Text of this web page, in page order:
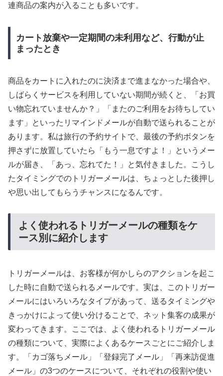
連商品の案内が入ることも多いです。
カート放棄や一定期間の未利用など、行動が止
まったとき
商品をカートに入れたのに決済まで進まなかった場合や、
しばらくサービスを利用していない期間が続くと、「お買
い物忘れていませんか？」「またのご利用をお待ちしてい
ます」といったリマインドメールが自動で送られることが
あります。私は旅行の予約サイトで、最後の予約ボタンを
押さずに放置していたら「もう一息ですよ！」というメー
ルが届き、「あっ、忘れてた！」と気付きました。こうし
たタイミングでのトリガーメールは、ちょっとした後押し
や思い出してもらうチャンスになるんです。
よく使われるトリガーメールの種類をケ
ース別に紹介します
トリガーメールは、お客様が何かしらのアクションを起こ
した時に自動で送られるメールです。実は、このトリガー
メールにはいろいろなタイプがあって、送るタイミングや
きっかけによって使い分けることで、ネット集客の成果が
変わってきます。ここでは、よく使われるトリガーメール
の種類について、実際によくあるケースごとにご紹介しま
す。「カゴ落ちメール」「登録完了メール」「再来訪促進
メール」の3つのケースについて、それぞれの役割や使い